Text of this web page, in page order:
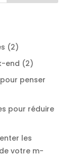
22
produits
end 22
penser
pour réduire
les
votre m-